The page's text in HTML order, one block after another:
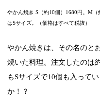
やかん焼き S（約10個）1680円。M
はSサイズ。（価格はすべて税抜）
やかん焼きは、その名のと
焼いた料理。注文したのは
もSサイズで10個も入って
か！？